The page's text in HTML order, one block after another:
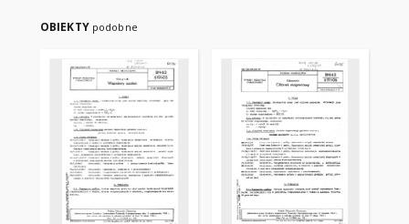
OBIEKTY podobne